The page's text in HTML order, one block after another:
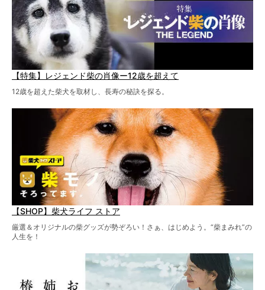
【特集】レジェンド柴の肖像ー12歳を超えて
12歳を超えた柴犬を取材し、長寿の秘訣を探る。
【SHOP】柴犬ライフ ストア
厳選＆オリジナルの柴グッズが勢ぞろい！さぁ、はじめよう。“柴まみれ”の
人生を！